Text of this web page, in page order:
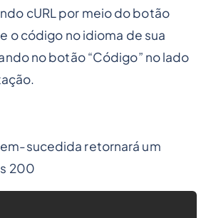
cURL por meio do botão
o código no idioma de sua
no botão “Código” no lado
sucedida retornará um
200